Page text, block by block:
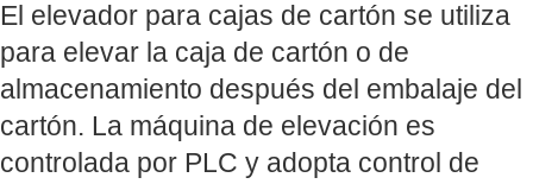
El elevador para cajas de cartón se utiliza
para elevar la caja de cartón o de
almacenamiento después del embalaje del
cartón. La máquina de elevación es
controlada por PLC y adopta control de